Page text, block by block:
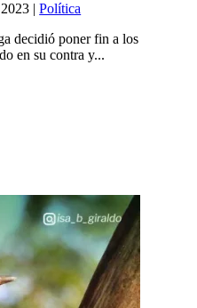
|Política
decidió poner fin a los
en su contra y...